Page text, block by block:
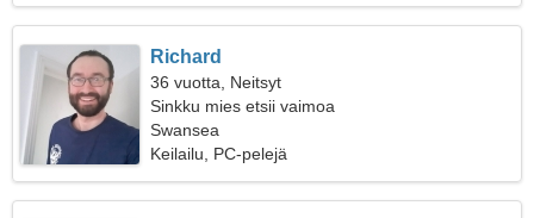
Richard
36 vuotta, Neitsyt
Sinkku mies etsii vaimoa
Swansea
Keilailu, PC-pelejä